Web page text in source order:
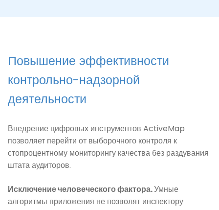
Повышение эффективности
контрольно-надзорной
деятельности
Внедрение цифровых инструментов ActiveMap
позволяет перейти от выборочного контроля к
стопроцентному мониторингу качества без раздувания
штата аудиторов.
Исключение человеческого фактора.Умные
алгоритмы приложения не позволят инспектору